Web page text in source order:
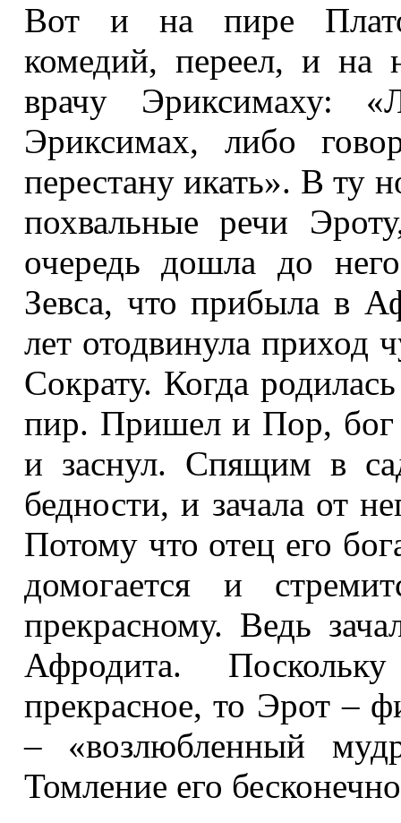
Вот и на пире
комедий, переел, и на
врачу Эриксимаху:
Эриксимах, либо
перестану икать». В ту
похвальные речи
очередь дошла до
Зевса, что прибыла в
лет отодвинула приход
Сократу. Когда
пир. Пришел и Пор, бог
и заснул. Спящим в
бедности, и зачала от
Потому что отец его
домогается и
прекрасному. Ведь
Афродита.
прекрасное, то Эрот –
– «возлюбленный
Томление его